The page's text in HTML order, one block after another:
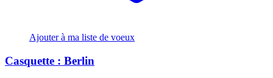
Ajouter à ma liste de voeux
Casquette : Berlin